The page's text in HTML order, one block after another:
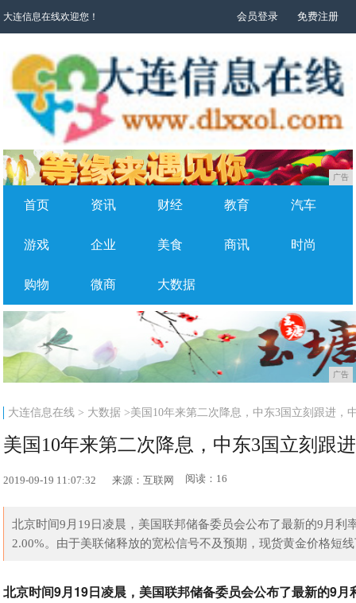
大连信息在线欢迎您！ 会员登录 免费注册
广告
首页 资讯 财经 教育 汽车
游戏 企业 美食 商讯 时尚
购物 微商 大数据
广告
大连信息在线 > 大数据 >美国10年来第二次降息，中东3国立刻跟进，
美国10年来第二次降息，中东3国立刻跟
2019-09-19 11:07:32 来源：互联网 阅读：16
北京时间9月19日凌晨，美国联邦储备委员会公布了最新的9月
2.00%。由于美联储释放的宽松信号不及预期，现货黄金价格短
北京时间9月19日凌晨，美国联邦储备委员会公布了最新的9